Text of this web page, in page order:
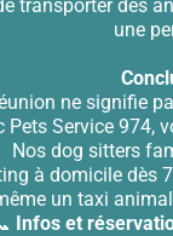
transporter des
une
ne signifie
Pets Service 974,
Nos dog sitters
à domicile dès
un taxi
Infos et